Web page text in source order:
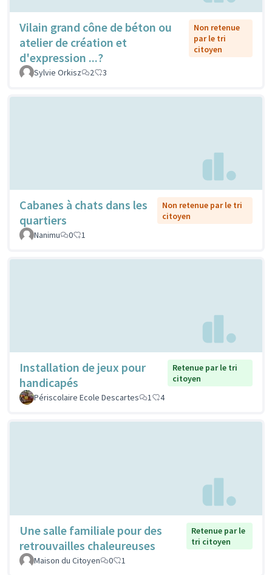
Vilain grand cône de béton ou
atelier de création et
d'expression ...?
Non retenue
par le tri
citoyen
Sylvie Orkisz 2 3
Cabanes à chats dans les
quartiers
Non retenue par le tri
citoyen
Nanimu
0 1
Installation de jeux pour
handicapés
Retenue par le tri
citoyen
Périscolaire Ecole Descartes
1 4
Une salle familiale pour des
retrouvailles chaleureuses
Retenue par le
tri citoyen
Maison du Citoyen
0 1